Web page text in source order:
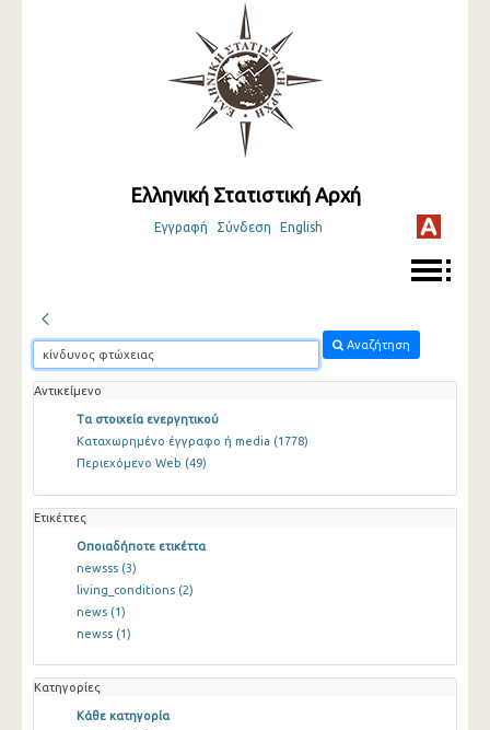
Ελληνική Στατιστική Αρχή
Εγγραφή Σύνδεση English
Αναζήτηση
Αντικείμενο
Τα στοιχεία ενεργητικού
Καταχωρημένο έγγραφο ή media (1778)
Περιεχόμενο Web (49)
Ετικέττες
Οποιαδήποτε ετικέττα
newsss (3)
living_conditions (2)
news (1)
newss (1)
Κατηγορίες
Κάθε κατηγορία